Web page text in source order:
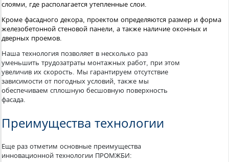
слоями, где располагается утепленные слои.
Кроме фасадного декора, проектом определяются размер и форма
железобетонной стеновой панели, а также наличие оконных и
дверных проемов.
Наша технология позволяет в несколько раз
уменьшить трудозатраты монтажных работ, при этом
увеличив их скорость. Мы гарантируем отсутствие
зависимости от погодных условий, также мы
обеспечиваем сплошную бесшовную поверхность
фасада.
Преимущества технологии
Еще раз отметим основные преимущества
инновационной технологии ПРОМЖБИ: